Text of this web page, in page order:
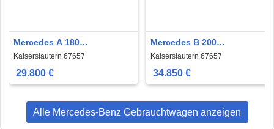
Mercedes A 180
Progressive Line Advanced
*R.-Kamera*
Kaiserslautern 67657
29.800 €
Mercedes B 200
Progressive*AHK*
Kaiserslautern 67657
34.850 €
Alle Mercedes-Benz Gebrauchtwagen anzeigen